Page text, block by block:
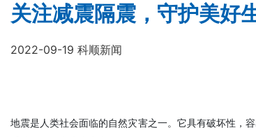
关注减震隔震，守护美好
2022-09-19 科顺新闻
地震是人类社会面临的自然灾害之一。它具有破坏性，